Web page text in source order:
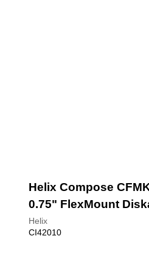
Helix Compose
0.75" FlexMount
Helix
CI42010